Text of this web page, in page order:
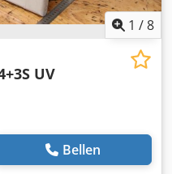
1 /8
UV
Bellen